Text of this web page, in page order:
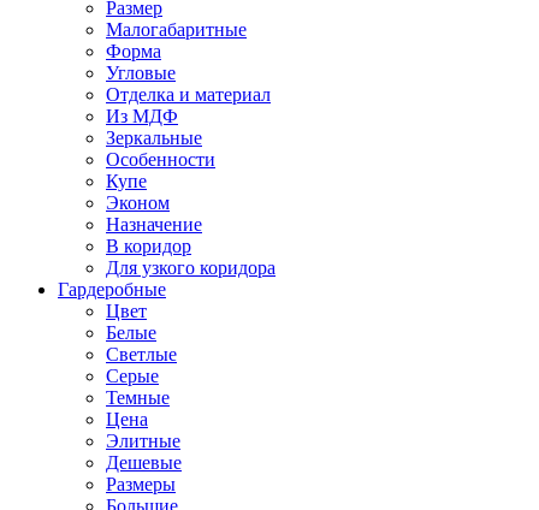
Размер
Малогабаритные
Форма
Угловые
Отделка и материал
Из МДФ
Зеркальные
Особенности
Купе
Эконом
Назначение
В коридор
Для узкого коридора
Гардеробные
Цвет
Белые
Светлые
Серые
Темные
Цена
Элитные
Дешевые
Размеры
Большие